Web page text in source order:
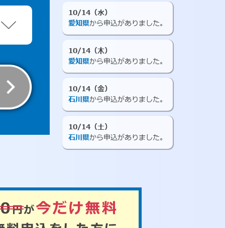
10/14（水）
愛知県から申込がありました。
10/14（木）
愛知県から申込がありました。
10/14（金）
石川県から申込がありました。
10/14（土）
石川県から申込がありました。